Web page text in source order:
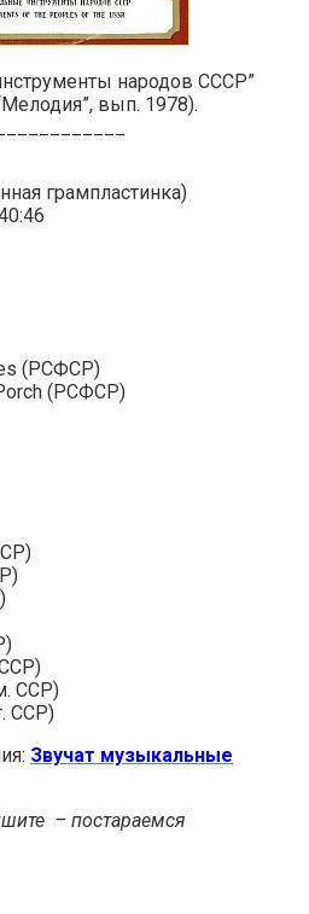
народов СССР”
вып. 1978).
грампластинка)
(РСФСР)
(РСФСР)
ССР)
ССР)
Звучат музыкальные
– постараемся